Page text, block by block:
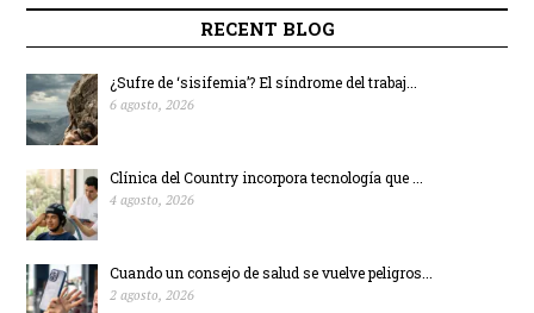
RECENT BLOG
¿Sufre de ‘sisifemia’? El síndrome del trabaj...
6 agosto, 2026
Clínica del Country incorpora tecnología que ...
4 agosto, 2026
Cuando un consejo de salud se vuelve peligros...
2 agosto, 2026